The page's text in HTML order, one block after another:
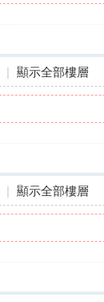
| 顯示全部樓層
| 顯示全部樓層